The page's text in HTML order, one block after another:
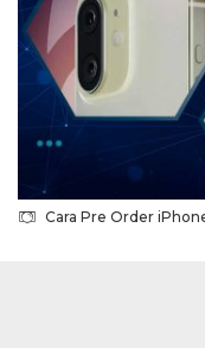
Cara Pre Order